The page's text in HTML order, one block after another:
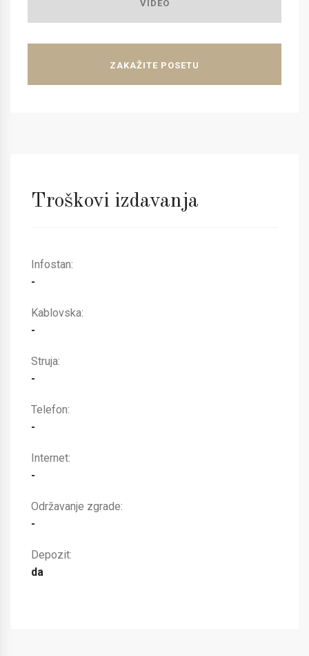
VIDEO
ZAKAŽITE POSETU
Troškovi izdavanja
Infostan:
-
Kablovska:
-
Struja:
-
Telefon:
-
Internet:
-
Održavanje zgrade:
-
Depozit:
da